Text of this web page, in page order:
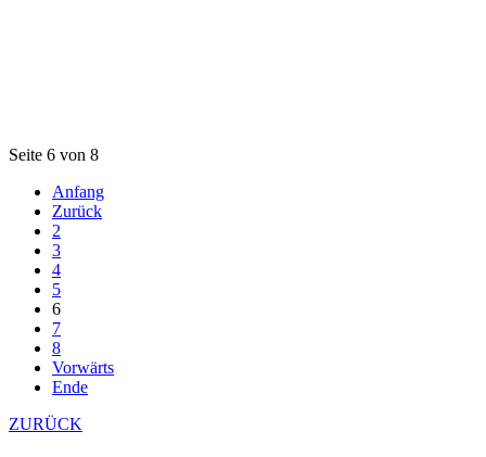
Seite 6 von 8
Anfang
Zurück
2
3
4
5
6
7
8
Vorwärts
Ende
ZURÜCK